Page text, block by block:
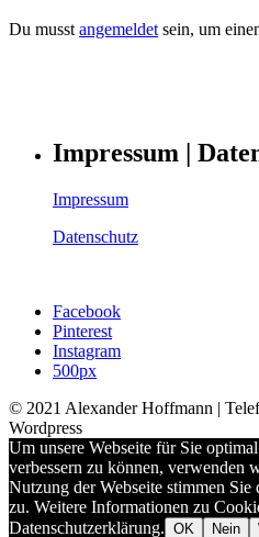
Du musstangemeldetsein, um
Impressum |
Impressum
Datenschutz
Facebook
Pinterest
Instagram
500px
© 2021 Alexander Hoffmann |
Wordpress
Um unsere Webseite für Sie
verbessern zu können, verwenden
Nutzung der Webseite stimmen
zu. Weitere Informationen zu
Datenschutzerklärung. OK Nein